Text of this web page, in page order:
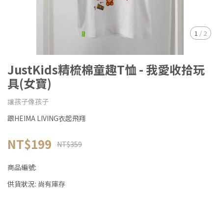
1 / 2
JustKids精梳棉童趣T恤 - 我愛收拾玩
具(女寶)
讓孩子像孩子
跟HEIMA LIVING衣起飛翔
NT$199 NT$359
商品編號:
供貨狀況: 尚有庫存